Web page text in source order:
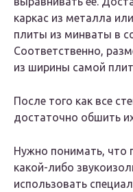
каркас из металла
плиты из минваты в
Соответственно,
из ширины самой
После того как все
достаточно обшить
Нужно понимать, что
какой-либо
использовать